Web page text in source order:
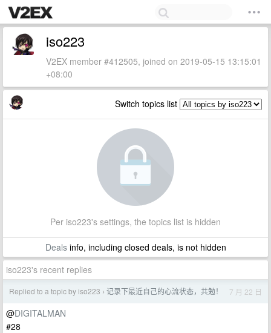
iso223
V2EX member #412505, joined on 2019-05-15 13:15:01
+08:00
Switch topics list
Per iso223's settings, the topics list is hidden
Dealsinfo, including closed deals, is not hidden
iso223's recent replies
Replied to a topic by iso223 › 记录下最近自己的心流状态，共勉！ 7 月 22 日
@DIGITALMAN
#28